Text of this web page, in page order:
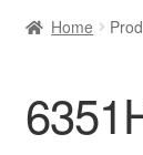
Contatto
Home